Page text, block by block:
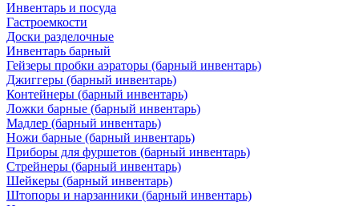
Инвентарь и посуда
Гастроемкости
Доски разделочные
Инвентарь барный
Гейзеры пробки аэраторы (барный инвентарь)
Джиггеры (барный инвентарь)
Контейнеры (барный инвентарь)
Ложки барные (барный инвентарь)
Мадлер (барный инвентарь)
Ножи барные (барный инвентарь)
Приборы для фуршетов (барный инвентарь)
Стрейнеры (барный инвентарь)
Шейкеры (барный инвентарь)
Штопоры и нарзанники (барный инвентарь)